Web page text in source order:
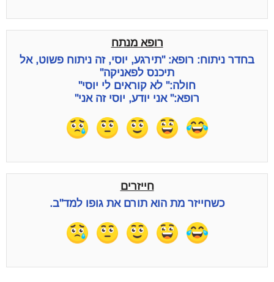
רופא מנתח
בחדר ניתוח: רופא: "תירגע, יוסי, זה ניתוח פשוט, אל
תיכנס לפאניקה"
חולה:" לא קוראים לי יוסי"
רופא:" אני יודע, יוסי זה אני"
חייזרים
כשחייזר מת הוא תורם את גופו למד"ב.